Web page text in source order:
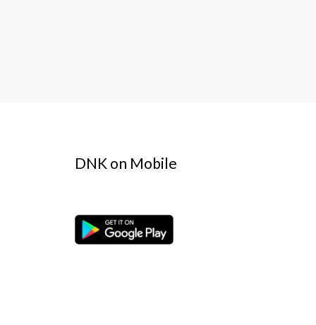
DNK on Mobile